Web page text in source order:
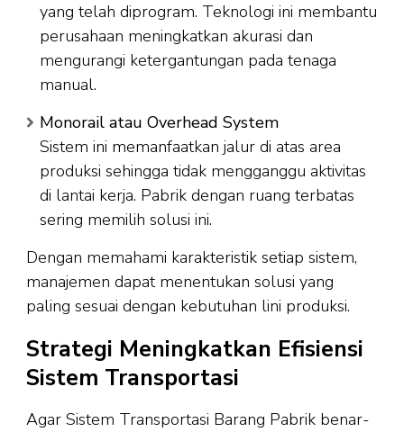
yang telah diprogram. Teknologi ini membantu
perusahaan meningkatkan akurasi dan
mengurangi ketergantungan pada tenaga
manual.
Monorail atau Overhead System
Sistem ini memanfaatkan jalur di atas area
produksi sehingga tidak mengganggu aktivitas
di lantai kerja. Pabrik dengan ruang terbatas
sering memilih solusi ini.
Dengan memahami karakteristik setiap sistem,
manajemen dapat menentukan solusi yang
paling sesuai dengan kebutuhan lini produksi.
Strategi Meningkatkan Efisiensi
Sistem Transportasi
Agar Sistem Transportasi Barang Pabrik benar-